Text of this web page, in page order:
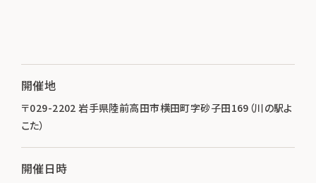
開催地
〒029-2202 岩手県陸前高田市横田町字砂子田169（川の駅よ
こた）
開催日時